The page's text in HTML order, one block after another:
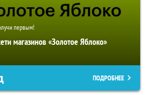
первым!
магазинов «Золотое Яблоко»
ПОДРОБНЕЕ